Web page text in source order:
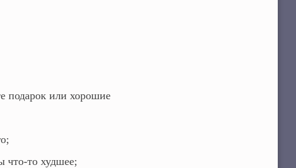
подарок или хорошие
худшее;